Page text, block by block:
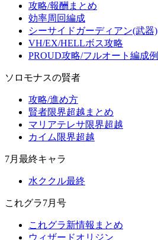
攻略/報酬まとめ
効率周回編成
シーサイドガーディアン(武器)
VH/EX/HELLボス攻略
PROUD攻略/フルオート編成例
ソロモナスの賢者
攻略/進め方
賢者限界超越まとめ
マリアテレサ限界超越
カイム限界超越
7月最終キャラ
水ククル最終
これグラ7月号
これグラ新情報まとめ
ウィザードオリジン